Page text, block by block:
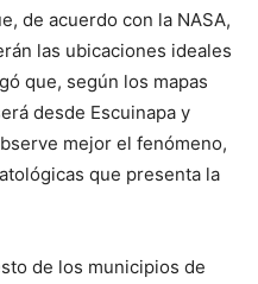
de acuerdo con la NASA,
las ubicaciones ideales
que, según los mapas
desde Escuinapa y
mejor el fenómeno,
que presenta la
de los municipios de